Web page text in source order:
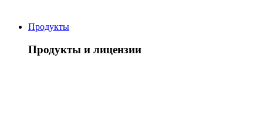
Продукты
Продукты и лицензии